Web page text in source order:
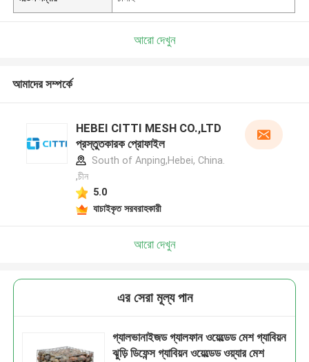
আরো দেখুন
আমাদের সম্পর্কে
HEBEI CITTI MESH CO.,LTD
প্রস্তুতকারক প্রোফাইল
South of Anping,Hebei, China.
,চীন
5.0
যাচাইকৃত সরবরাহকারী
আরো দেখুন
এর সেরা মূল্য পান
গ্যালভানাইজড গ্যালফান ওয়েল্ডেড মেশ গ্যাবিয়ন
ঝুড়ি ডিফেন্স গ্যাবিয়ন ওয়েল্ডেড ওয়্যার মেশ